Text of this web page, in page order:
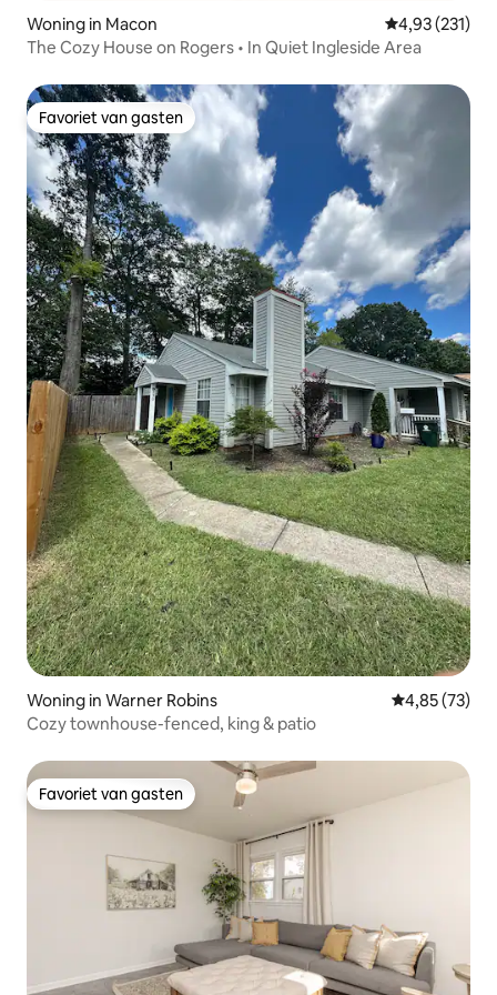
Woning in Macon Gemiddelde
4,93 (231)
The Cozy House on Rogers • In Quiet Ingleside Area
Favoriet van gasten
Favoriet van gasten
Woning in Warner Robins Gemiddelde
4,85 (73)
Cozy townhouse-fenced, king & patio
Favoriet van gasten
Favoriet van gasten